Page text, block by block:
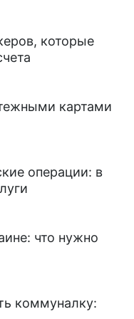
которые
картами
операции: в
что нужно
коммуналку: